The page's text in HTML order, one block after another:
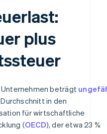
plus
beträgt
in den
für wirtschaftliche
(OECD), der etwa 23 %